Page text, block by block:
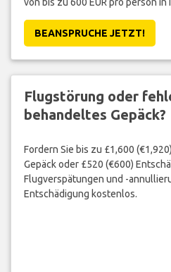
BEANSPRUCHE JETZT!
Flugstörung oder
behandeltes Gepäck?
Fordern Sie bis zu £1,600
Gepäck oder £520 (€600)
Flugverspätungen und -
Entschädigung kostenlos.